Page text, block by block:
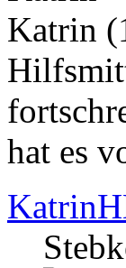
Katrin
hat es